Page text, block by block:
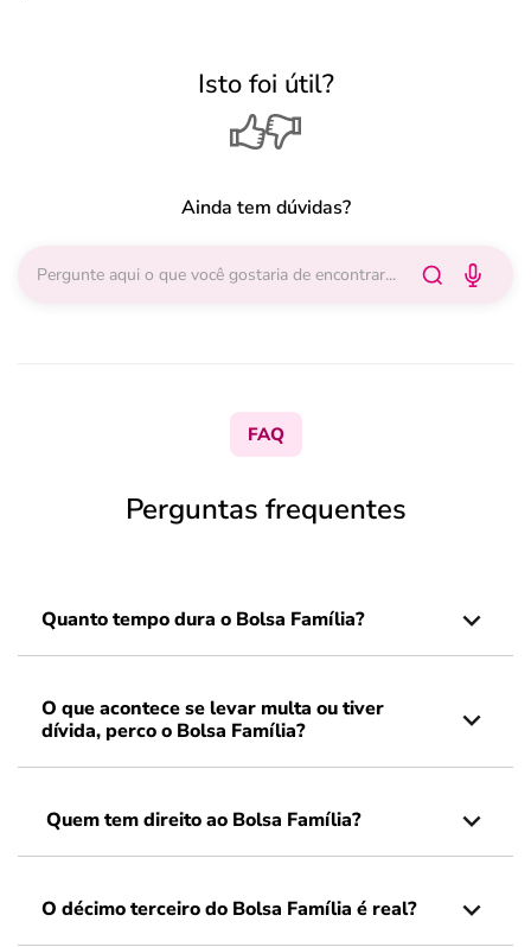
Isto foi útil?
Ainda tem dúvidas?
FAQ
Perguntas frequentes
Quanto tempo dura o Bolsa Família?
O que acontece se levar multa ou tiver
dívida, perco o Bolsa Família?
Quem tem direito ao Bolsa Família?
O décimo terceiro do Bolsa Família é real?